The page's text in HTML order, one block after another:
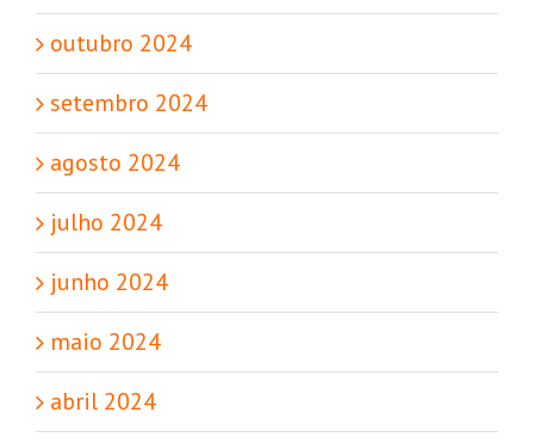
outubro 2024
setembro 2024
agosto 2024
julho 2024
junho 2024
maio 2024
abril 2024